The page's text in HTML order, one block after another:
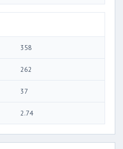
358
262
37
2.74